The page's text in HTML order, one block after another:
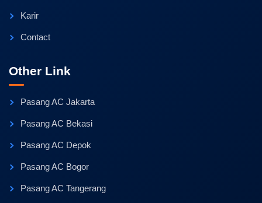
Karir
Contact
Other Link
Pasang AC Jakarta
Pasang AC Bekasi
Pasang AC Depok
Pasang AC Bogor
Pasang AC Tangerang